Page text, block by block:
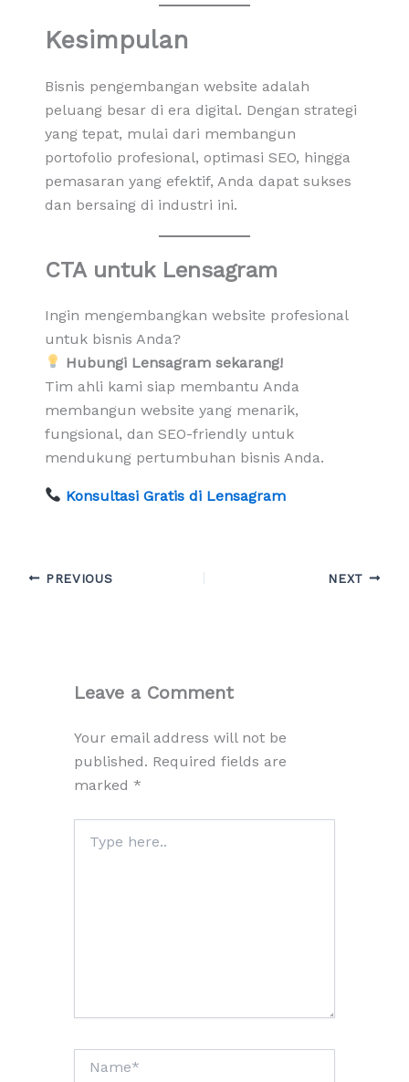
Kesimpulan
Bisnis pengembangan website adalah
peluang besar di era digital. Dengan strategi
yang tepat, mulai dari membangun
portofolio profesional, optimasi SEO, hingga
pemasaran yang efektif, Anda dapat sukses
dan bersaing di industri ini.
CTA untuk Lensagram
Ingin mengembangkan website profesional
untuk bisnis Anda?
Hubungi Lensagram sekarang!
Tim ahli kami siap membantu Anda
membangun website yang menarik,
fungsional, dan SEO-friendly untuk
mendukung pertumbuhan bisnis Anda.
Konsultasi Gratis di Lensagram
PREVIOUS NEXT
Leave a Comment
Your email address will not be
published. Required fields are
marked *
here..